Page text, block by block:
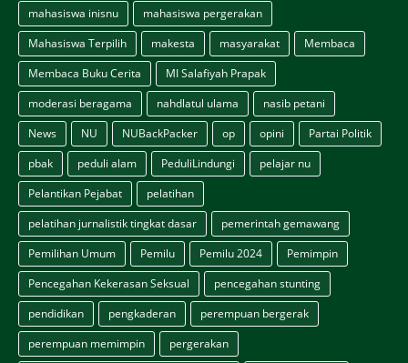
mahasiswa inisnu
mahasiswa pergerakan
Mahasiswa Terpilih
makesta masyarakat
Membaca
Membaca Buku Cerita
MI Salafiyah Prapak
moderasi beragama
nahdlatul ulama
nasib petani
News
NU NUBackPacker op opini
Partai Politik
pbak
peduli alam PeduliLindungi
pelajar nu
Pelantikan Pejabat
pelatihan
pelatihan jurnalistik tingkat dasar
pemerintah gemawang
Pemilihan Umum
Pemilu Pemilu 2024
Pemimpin
Pencegahan Kekerasan Seksual
pencegahan stunting
pendidikan
pengkaderan
perempuan bergerak
perempuan memimpin
pergerakan